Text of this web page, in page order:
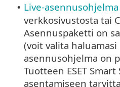
• Live-asennusohjelma
verkkosivustosta tai
Asennuspaketti on
(voit valita
asennusohjelma on
Tuotteen ESET
asentamiseen